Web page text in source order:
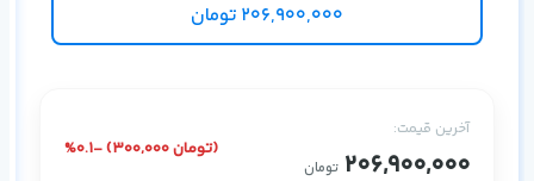
206,900,000 تومان
آخرین قیمت:
206,900,000 تومان
%0.1- (300,000 تومان)